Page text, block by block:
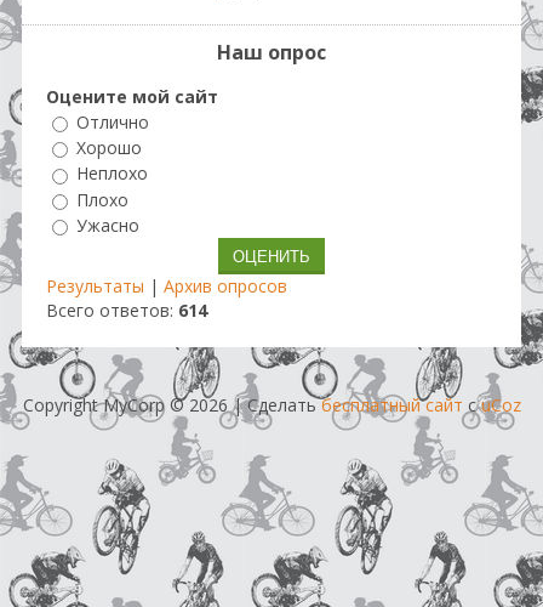
Наш опрос
Оцените мой сайт
Отлично
Хорошо
Неплохо
Плохо
Ужасно
Результаты | Архив опросов
Всего ответов: 614
Copyright MyCorp © 2026|Сделатьбесплатный сайт сuCoz